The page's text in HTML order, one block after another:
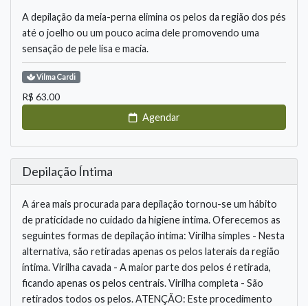
A depilação da meia-perna elimina os pelos da região dos pés
até o joelho ou um pouco acima dele promovendo uma
sensação de pele lisa e macia.
VilmaCardi
R$ 63.00
Agendar
Depilação Íntima
A área mais procurada para depilação tornou-se um hábito
de praticidade no cuidado da higiene íntima. Oferecemos as
seguintes formas de depilação íntima: Virilha simples - Nesta
alternativa, são retiradas apenas os pelos laterais da região
íntima. Virilha cavada - A maior parte dos pelos é retirada,
ficando apenas os pelos centrais. Virilha completa - São
retirados todos os pelos. ATENÇÃO: Este procedimento